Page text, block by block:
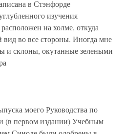
в Стэнфорде
изучения
на холме, откуда
вид во все стороны. Иногда мне
и склоны, окутанные зелеными
моего Руководства по
(в первом издании) Учебным